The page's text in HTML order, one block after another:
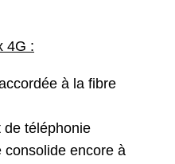
4G :
à la fibre
de téléphonie
consolide encore à